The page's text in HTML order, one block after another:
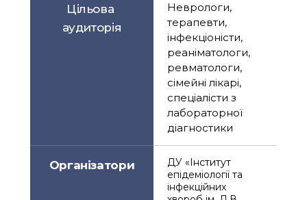
Цільова
аудиторія
Неврологи,
терапевти,
інфекціоністи,
реаніматологи,
ревматологи,
сімейні лікарі,
спеціалісти з
лабораторної
діагностики
Організатори
ДУ «Інститут
епідеміології та
інфекційних